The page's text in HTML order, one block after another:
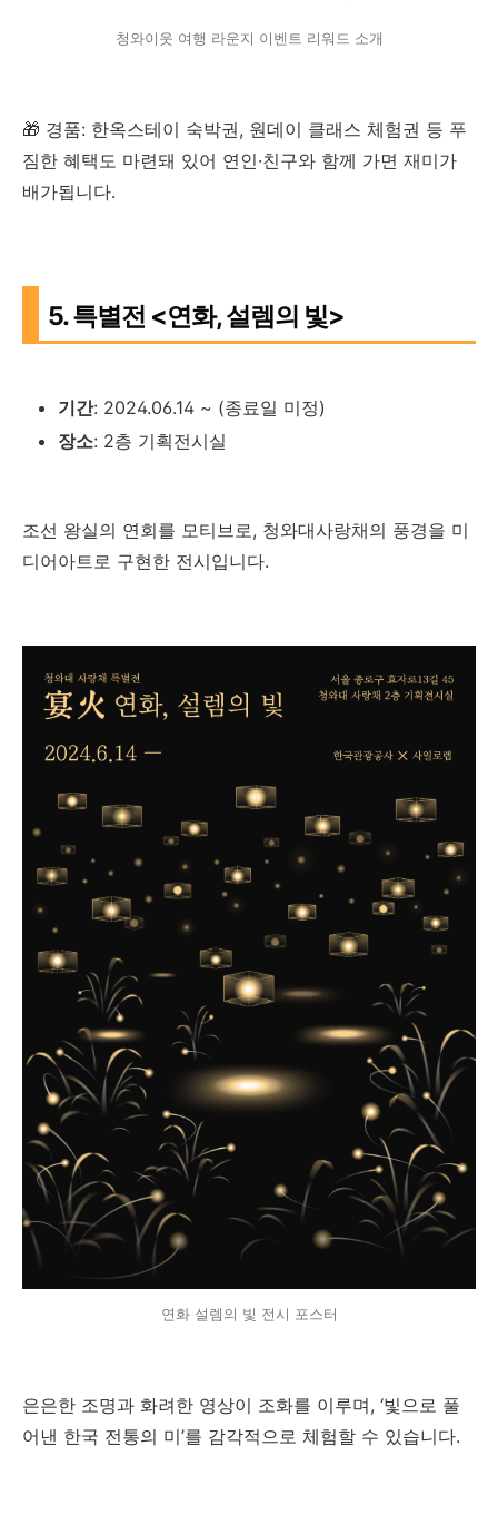
청와이웃 여행 라운지 이벤트 리워드 소개
🎁 경품: 한옥스테이 숙박권, 원데이 클래스 체험권 등 푸
짐한 혜택도 마련돼 있어 연인·친구와 함께 가면 재미가
배가됩니다.
5. 특별전 <연화, 설렘의 빛>
기간: 2024.06.14 ~ (종료일 미정)
장소: 2층 기획전시실
조선 왕실의 연회를 모티브로, 청와대사랑채의 풍경을 미
디어아트로 구현한 전시입니다.
연화 설렘의 빛 전시 포스터
은은한 조명과 화려한 영상이 조화를 이루며, ‘빛으로 풀
어낸 한국 전통의 미’를 감각적으로 체험할 수 있습니다.